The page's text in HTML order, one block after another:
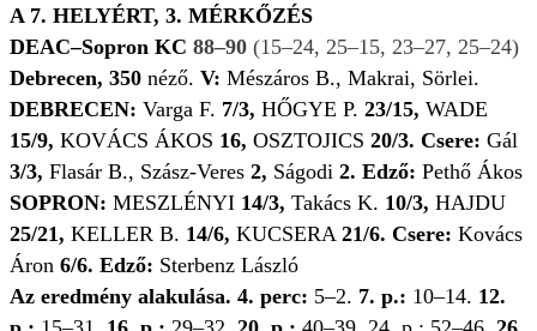
A 7. HELYÉRT, 3. MÉRKŐZÉS
DEAC–Sopron KC 88–90 (15–24, 25–15, 23–27, 25–24)
Debrecen, 350 néző. V: Mészáros B., Makrai, Sörlei.
DEBRECEN: Varga F. 7/3, HŐGYE P. 23/15, WADE
15/9, KOVÁCS ÁKOS 16, OSZTOJICS 20/3. Csere: Gál
3/3, Flasár B., Szász-Veres 2, Ságodi 2. Edző: Pethő Ákos
SOPRON: MESZLÉNYI 14/3, Takács K. 10/3, HAJDU
25/21, KELLER B. 14/6, KUCSERA 21/6. Csere: Kovács
Áron 6/6. Edző: Sterbenz László
Az eredmény alakulása. 4. perc: 5–2. 7. p.: 10–14. 12.